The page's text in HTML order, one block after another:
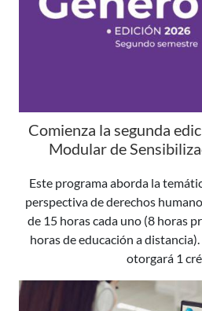
Comienza la segunda
Modular de
Este programa aborda la
perspectiva de derechos
de 15 horas cada uno (8 horas
horas de educación a
otorgará 1